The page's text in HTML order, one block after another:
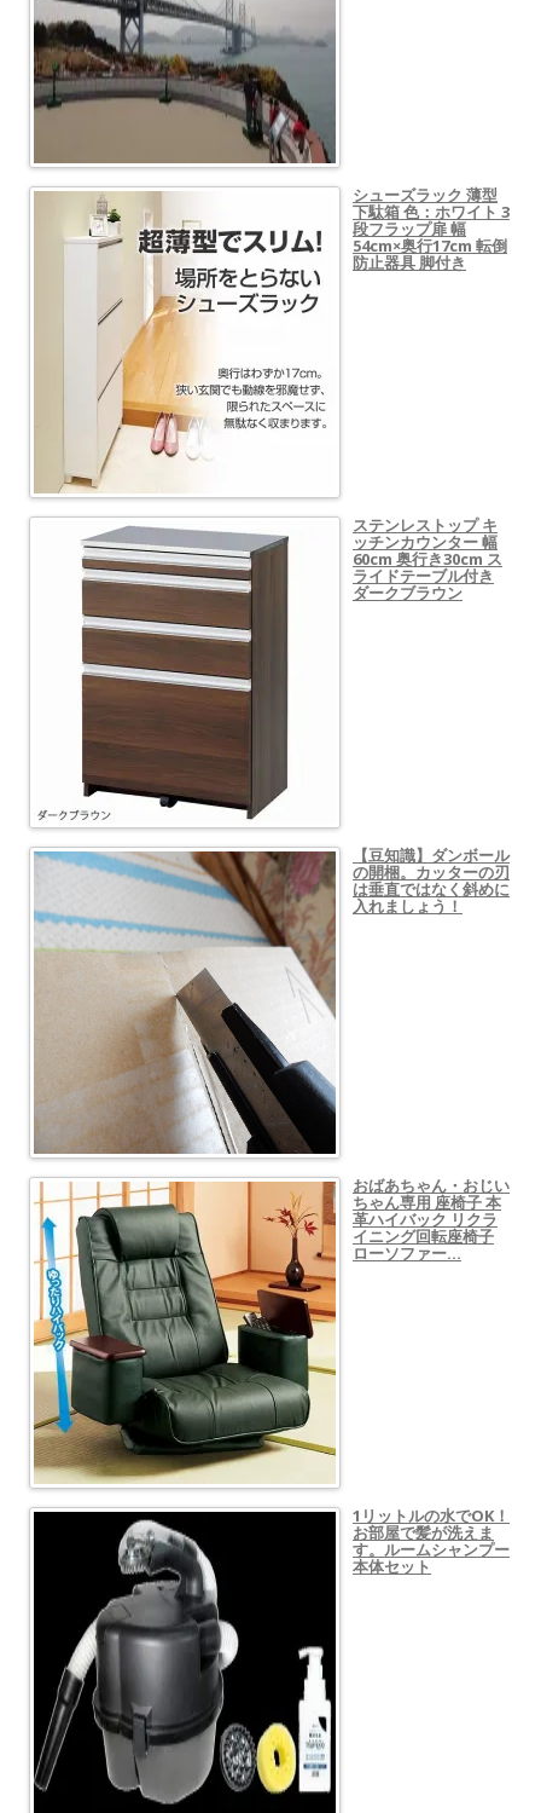
シューズラック 薄型
下駄箱 色：ホワイト 3
段フラップ扉 幅
54cm×奥行17cm 転倒
防止器具 脚付き
ステンレストップ キ
ッチンカウンター 幅
60cm 奥行き30cm ス
ライドテーブル付き
ダークブラウン
【豆知識】ダンボール
の開梱。カッターの刃
は垂直ではなく斜めに
入れましょう！
おばあちゃん・おじい
ちゃん専用 座椅子 本
革ハイバック リクラ
イニング回転座椅子
ローソファー…
1リットルの水でOK！
お部屋で髪が洗えま
す。ルームシャンプー
本体セット